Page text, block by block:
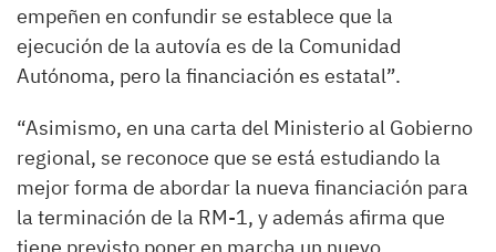
empeñen en confundir se establece que la
ejecución de la autovía es de la Comunidad
Autónoma, pero la financiación es estatal”.
“Asimismo, en una carta del Ministerio al Gobierno
regional, se reconoce que se está estudiando la
mejor forma de abordar la nueva financiación para
la terminación de la RM-1, y además afirma que